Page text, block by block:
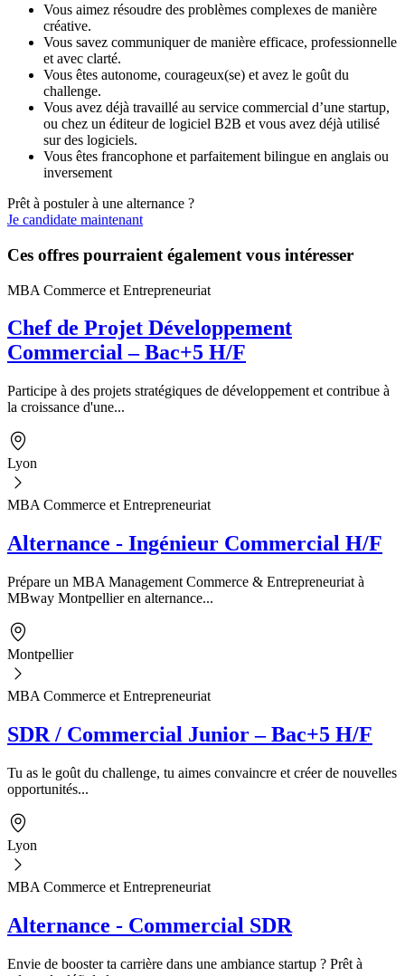
Vous aimez résoudre des problèmes complexes de manière
créative.
Vous savez communiquer de manière efficace, professionnelle
et avec clarté.
Vous êtes autonome, courageux(se) et avez le goût du
challenge.
Vous avez déjà travaillé au service commercial d’une startup,
ou chez un éditeur de logiciel B2B et vous avez déjà utilisé
sur des logiciels.
Vous êtes francophone et parfaitement bilingue en anglais ou
inversement
Prêt à postuler à une alternance ?
Je candidate maintenant
Ces offres pourraient également vous intéresser
MBA Commerce et Entrepreneuriat
Chef de Projet Développement
Commercial – Bac+5 H/F
Participe à des projets stratégiques de développement et contribue à
la croissance d'une...
Lyon
MBA Commerce et Entrepreneuriat
Alternance - Ingénieur Commercial H/F
Prépare un MBA Management Commerce & Entrepreneuriat à
MBway Montpellier en alternance...
Montpellier
MBA Commerce et Entrepreneuriat
SDR / Commercial Junior – Bac+5 H/F
Tu as le goût du challenge, tu aimes convaincre et créer de nouvelles
opportunités...
Lyon
MBA Commerce et Entrepreneuriat
Alternance - Commercial SDR
Envie de booster ta carrière dans une ambiance startup ? Prêt à